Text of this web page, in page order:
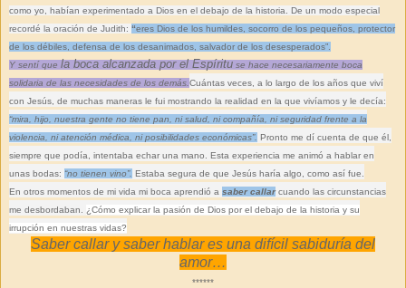
como yo, habían experimentado a Dios en el debajo de la historia. De un modo especial
recordé la oración de Judith: “eres Dios de los humildes, socorro de los pequeños, protector
de los débiles, defensa de los desanimados, salvador de los desesperados”.
Y sentí que la boca alcanzada por el Espíritu se hace necesariamente boca
solidaria de las necesidades de los demás. Cuántas veces, a lo largo de los años que viví
con Jesús, de muchas maneras le fui mostrando la realidad en la que vivíamos y le decía:
“mira, hijo, nuestra gente no tiene pan, ni salud, ni compañía, ni seguridad frente a la
violencia, ni atención médica, ni posibilidades económicas”. Pronto me dí cuenta de que él,
siempre que podía, intentaba echar una mano. Esta experiencia me animó a hablar en
unas bodas: “no tienen vino”. Estaba segura de que Jesús haría algo, como así fue.
En otros momentos de mi vida mi boca aprendió a saber callarcuando las circunstancias
me desbordaban. ¿Cómo explicar la pasión de Dios por el debajo de la historia y su
irrupción en nuestras vidas?
Saber callar y saber hablar es una difícil sabiduría del
amor…
******